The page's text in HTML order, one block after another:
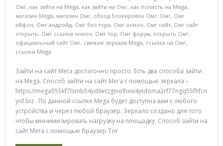
Омг, как зайти на Mega, как зайти на Омг, как попасть на Mega,
магазин Mega, магазин Омг, обход блокировок Омг, Омг, Омг
айфон, Омг андройд, Омг без тора, Омг онион, Омг сайт, Омг сайт
открыть, Омг ссылка онион, Омг тор, Омг форум, открыть Омг,
официальный сайт Омг, свежие зеркала Mega, ссылка на Омг,
ссылки Mega
Зайти на сайт Мега достаточно просто. Есть два способа зайти
на Mega. Способ зайти на сайт Мега с помощью зеркала –
https://mega555kf7lsmb54yd6etzginolhxxi4ytdoma2rf77ngq55fhfcn
yid.biz . По данной ссылке Mega будет доступна вам с любого
устройства и через любой браузер. Зеркало создано для того
чтобы минимизировать нагрузку на площадку. Способ зайти на
сайт Мега с помощью браузер Tor